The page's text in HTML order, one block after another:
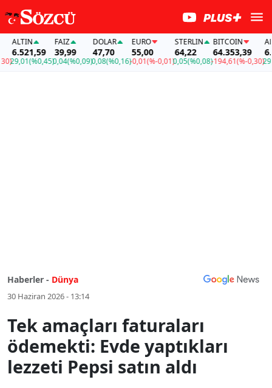
ALTIN
6.521,59
29,01(%0,45)
FAİZ
39,99
0,04(%0,09)
DOLAR
47,70
0,08(%0,16)
EURO
55,00
-0,01(%-0,01)
STERLIN
64,22
0,05(%0,08)
BITCOIN
64.353,39
-194,61(%-0,30)29,01
Haberler - Dünya
30 Haziran 2026 - 13:14
Tek amaçları faturaları
ödemekti: Evde yaptıkları
lezzeti Pepsi satın aldı